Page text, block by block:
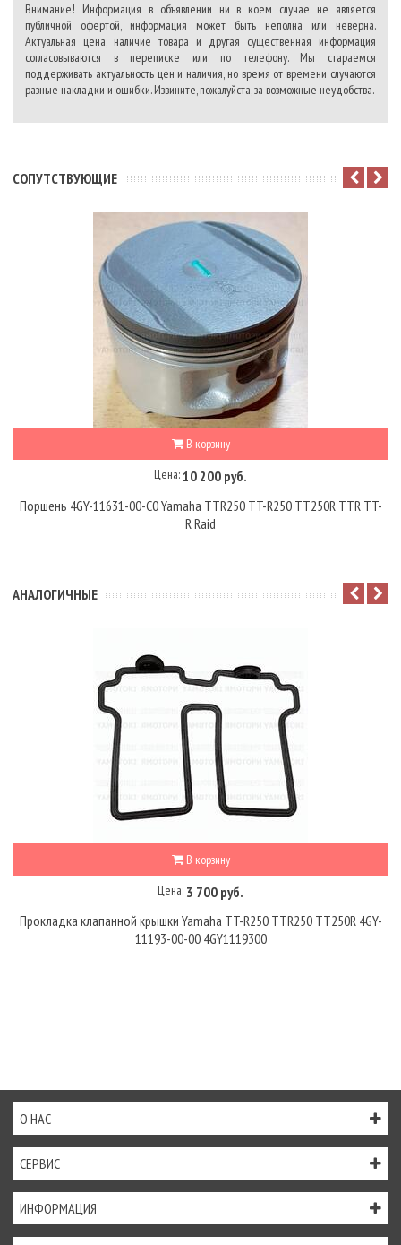
Внимание! Информация в объявлении ни в коем случае не является
публичной офертой, информация может быть неполна или неверна.
Актуальная цена, наличие товара и другая существенная информация
согласовываются в переписке или по телефону. Мы стараемся
поддерживать актуальность цен и наличия, но время от времени случаются
разные накладки и ошибки. Извините, пожалуйста, за возможные неудобства.
CОПУТСТВУЮЩИЕ
В корзину
Цена:10 200 руб.
Поршень 4GY-11631-00-C0 Yamaha TTR250 TT-R250 TT250R TTR TT-
R Raid
АНАЛОГИЧНЫЕ
В корзину
Цена: 3 700 руб.
Прокладка клапанной крышки Yamaha TT-R250 TTR250 TT250R 4GY-
11193-00-00 4GY1119300
О НАС
СЕРВИС
ИНФОРМАЦИЯ